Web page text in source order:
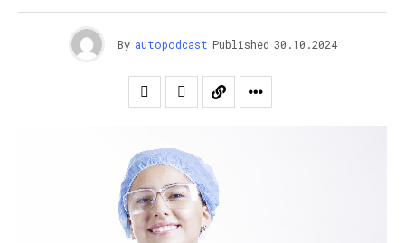
By autopodcast Published 30.10.2024